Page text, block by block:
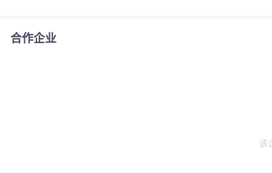
合作企业
该